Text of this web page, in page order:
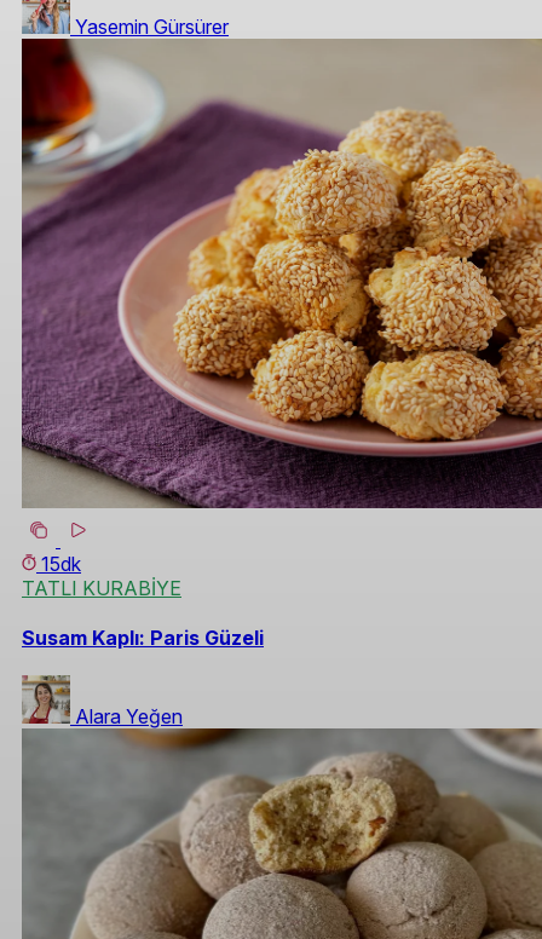
Yasemin Gürsürer
15dk
TATLI KURABİYE
Susam Kaplı: Paris Güzeli
Alara Yeğen